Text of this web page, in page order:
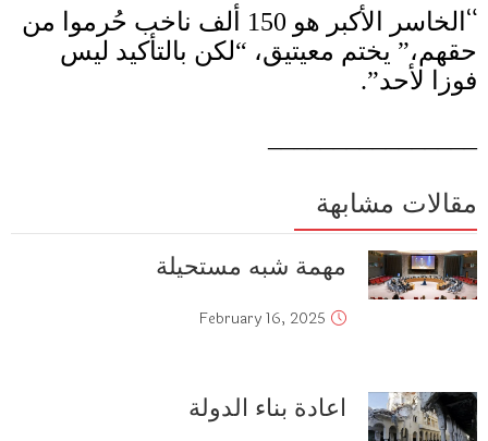
“ الخاسر الأكبر هو 150
ألف ناخب حُرموا من
حقهم،” يختم معيتيق، “لكن بالتأكيد ليس
فوزا لأحد”.
مقالات مشابهة
مهمة شبه مستحيلة
February 16, 2025
اعادة بناء الدولة